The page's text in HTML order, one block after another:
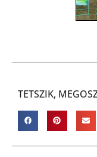
TETSZIK,